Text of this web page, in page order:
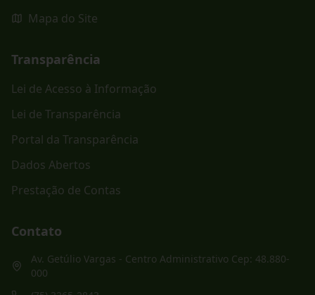
Mapa do Site
Transparência
Lei de Acesso à Informação
Lei de Transparência
Portal da Transparência
Dados Abertos
Prestação de Contas
Contato
Av. Getúlio Vargas - Centro Administrativo Cep: 48.880-
000